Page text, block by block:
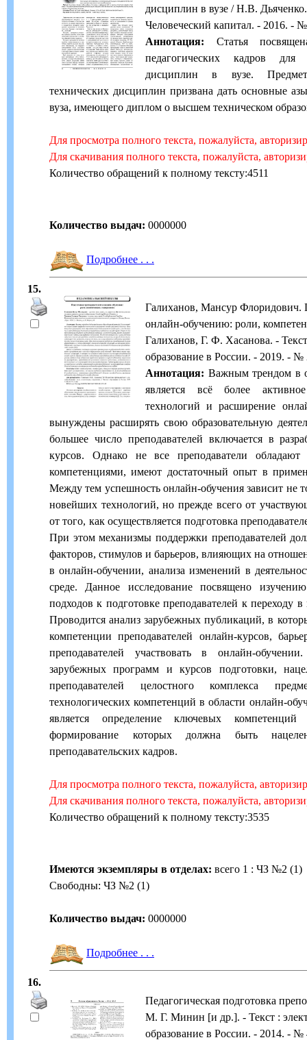
дисциплин в вузе / Н.В.
Человеческий капитал. - 2016. -
Аннотация: Статья
педагогических кадров для
дисциплин в вузе.
технических дисциплин призвана дать основные
вуза, имеющего диплом о высшем техническом
Для просмотра полного текста, пожалуйста,
Для скачивания полного текста, пожалуйста,
Количество обращений к полному тексту:4511
Количество выдач: 0000000
Подробнее . . .
15.
Галиханов, Мансур Флоридович.
онлайн-обучению: роли,
Галиханов, Г. Ф. Хасанова. -
образование в России. - 2019. -
Аннотация: Важным трендом в
является всё более
технологий и расширение
вынуждены расширять свою образовательную
большее число преподавателей включается в
курсов. Однако не все преподаватели
компетенциями, имеют достаточный опыт в
Между тем успешность онлайн-обучения зависит не
новейших технологий, но прежде всего от
от того, как осуществляется подготовка
При этом механизмы поддержки преподавателей
факторов, стимулов и барьеров, влияющих на
в онлайн-обучении, анализа изменений в
среде. Данное исследование посвящено
подходов к подготовке преподавателей к переходу
Проводится анализ зарубежных публикаций, в
компетенции преподавателей онлайн-курсов,
преподавателей участвовать в онлайн-
зарубежных программ и курсов подготовки,
преподавателей целостного комплекса
технологических компетенций в области онлайн-
является определение ключевых компетенций
формирование которых должна быть
преподавательских кадров.
Для просмотра полного текста, пожалуйста,
Для скачивания полного текста, пожалуйста,
Количество обращений к полному тексту:3535
Имеются экземпляры в отделах: всего 1 : ЧЗ №2 (1)
Свободны: ЧЗ №2 (1)
Количество выдач: 0000000
Подробнее . . .
16.
Педагогическая подготовка
М. Г. Минин [и др.]. - Текст :
образование в России. - 2014. -